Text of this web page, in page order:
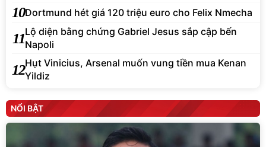
10Dortmund hét giá 120 triệu euro cho Felix Nmecha
11Lộ diện bằng chứng Gabriel Jesus sắp cập bến
Napoli
12Hụt Vinicius, Arsenal muốn vung tiền mua Kenan
Yildiz
NỔI BẬT